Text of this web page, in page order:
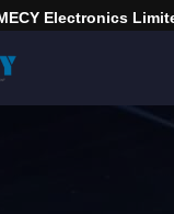
Electronics